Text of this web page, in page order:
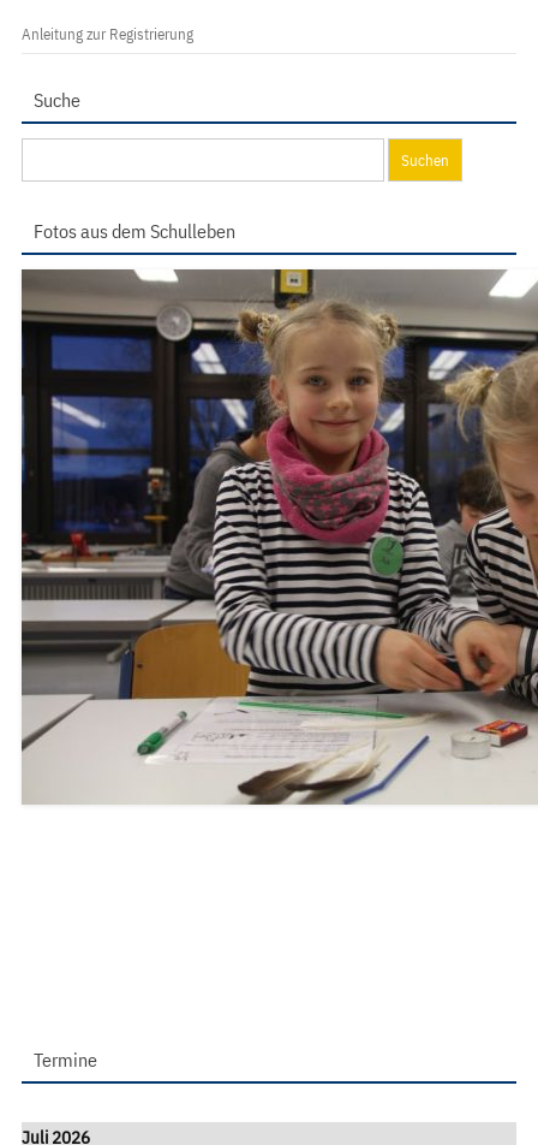
Anleitung zur Registrierung
Suche
nach:
Fotos aus dem Schulleben
Termine
Juli 2026